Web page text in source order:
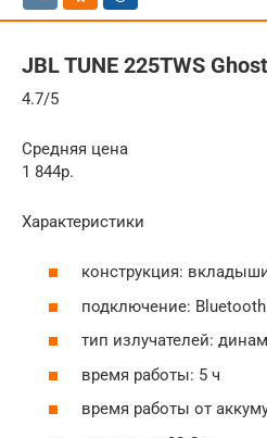
JBL TUNE 225TWS
4.7/5
Средняя цена
1 844р.
Характеристики
конструкция:
подключение:
тип излучателей:
время работы: 5 ч
время работы от